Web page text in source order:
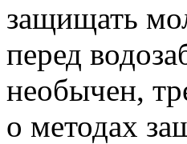
защищать
перед
необычен,
о методах